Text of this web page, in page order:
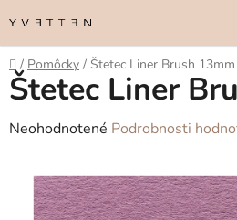
na
obsah
Domov
/ Pomôcky / Štetec Liner Brush 13mm
Štetec Liner
Priemerné
produktu
Neohodnotené Podrobnosti